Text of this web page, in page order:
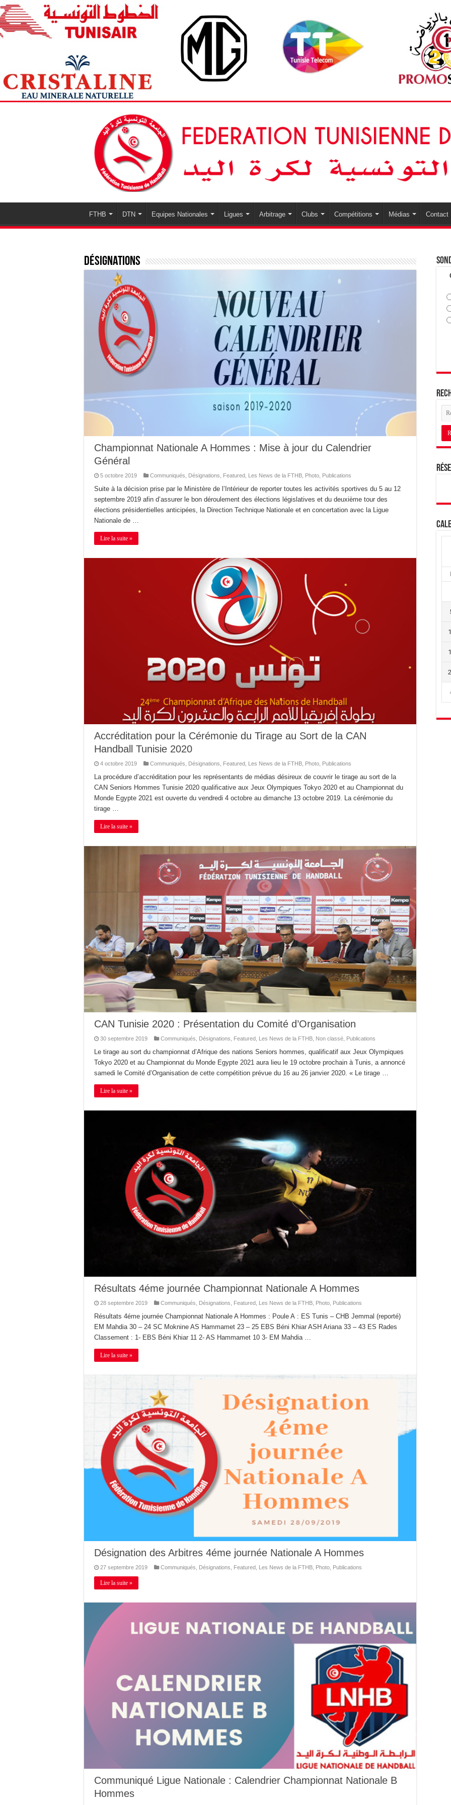
FTHB DTN Equipes Nationales Ligues Arbitrage Clubs Compétitions Médias Contact
Désignations
Championnat Nationale A Hommes : Mise à jour du Calendrier
Général
5 octobre 2019 Communiqués Désignations Featured Les News de la FTHB Photo Publications
Suite à la décision prise par le Ministère de l’Intérieur de reporter toutes les activités sportives du 5 au 12
septembre 2019 afin d’assurer le bon déroulement des élections législatives et du deuxième tour des
élections présidentielles anticipées, la Direction Technique Nationale et en concertation avec la Ligue
Nationale de …
Lire la suite »
Accréditation pour la Cérémonie du Tirage au Sort de la CAN
Handball Tunisie 2020
4 octobre 2019 Communiqués Désignations Featured Les News de la FTHB Photo Publications
La procédure d’accréditation pour les représentants de médias désireux de couvrir le tirage au sort de la
CAN Seniors Hommes Tunisie 2020 qualificative aux Jeux Olympiques Tokyo 2020 et au Championnat du
Monde Egypte 2021 est ouverte du vendredi 4 octobre au dimanche 13 octobre 2019. La cérémonie du
tirage …
Lire la suite »
CAN Tunisie 2020 : Présentation du Comité d’Organisation
30 septembre 2019 Communiqués Désignations Featured Les News de la FTHB Non classé Publications
Le tirage au sort du championnat d’Afrique des nations Seniors hommes, qualificatif aux Jeux Olympiques
Tokyo 2020 et au Championnat du Monde Egypte 2021 aura lieu le 19 octobre prochain à Tunis, a annoncé
samedi le Comité d’Organisation de cette compétition prévue du 16 au 26 janvier 2020. « Le tirage …
Lire la suite »
Résultats 4éme journée Championnat Nationale A Hommes
28 septembre 2019 Communiqués Désignations Featured Les News de la FTHB Photo Publications
Résultats 4éme journée Championnat Nationale A Hommes : Poule A : ES Tunis – CHB Jemmal (reporté)
EM Mahdia 30 – 24 SC Moknine AS Hammamet 23 – 25 EBS Béni Khiar ASH Ariana 33 – 43 ES Rades
Classement : 1- EBS Béni Khiar 11 2- AS Hammamet 10 3- EM Mahdia …
Lire la suite »
Désignation des Arbitres 4éme journée Nationale A Hommes
27 septembre 2019 Communiqués Désignations Featured Les News de la FTHB Photo Publications
Lire la suite »
Communiqué Ligue Nationale : Calendrier Championnat Nationale B
Hommes
L